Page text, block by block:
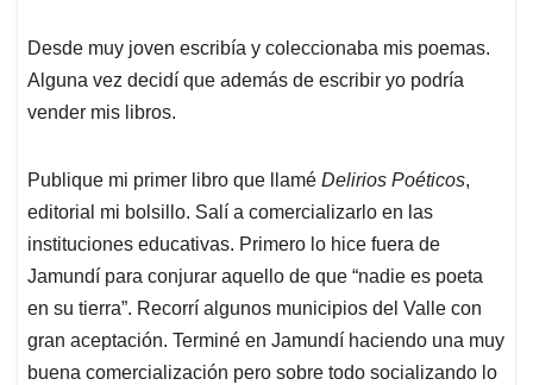
Desde muy joven escribía y coleccionaba mis poemas.
Alguna vez decidí que además de escribir yo podría
vender mis libros.
Publique mi primer libro que llamé Delirios Poéticos,
editorial mi bolsillo. Salí a comercializarlo en las
instituciones educativas. Primero lo hice fuera de
Jamundí para conjurar aquello de que “nadie es poeta
en su tierra”. Recorrí algunos municipios del Valle con
gran aceptación. Terminé en Jamundí haciendo una muy
buena comercialización pero sobre todo socializando lo